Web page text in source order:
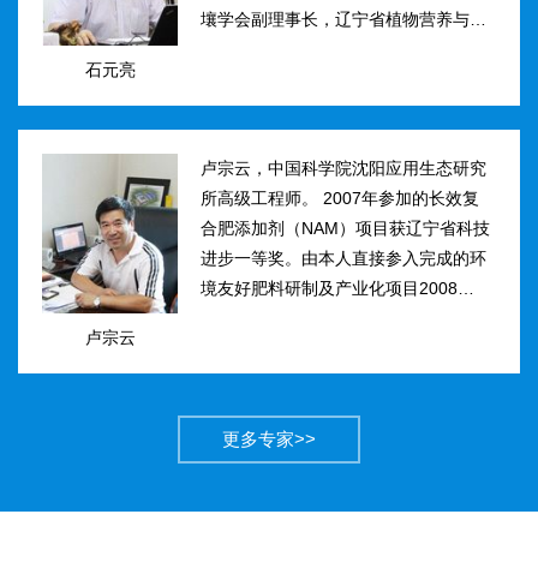
石元亮
壤学会副理事长，辽宁省植物营养与肥
家“十二五&rdqu...
卢宗云
卢宗云，中国科学院沈阳应用生态研究
所高级工程师。 2007年参加的长效复
合肥添加剂（NAM）项目获辽宁省科技
进步一等奖。由本人直接参入完成的环
境友好肥料研制及产业化项目2008年获
市有突出贡献中青年专...
更多专家>>